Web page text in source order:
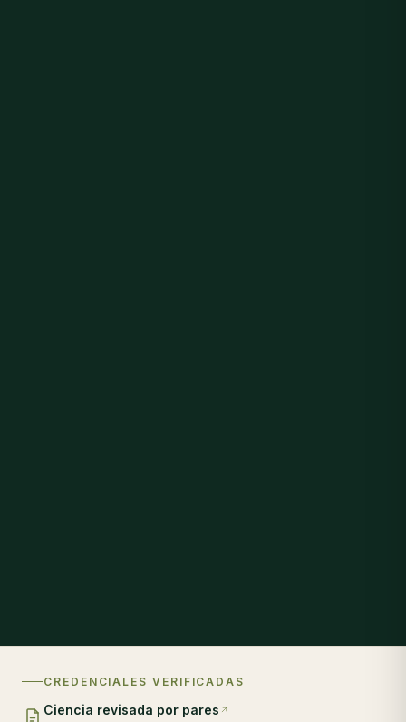
CREDENCIALES VERIFICADAS
Ciencia revisada por pares